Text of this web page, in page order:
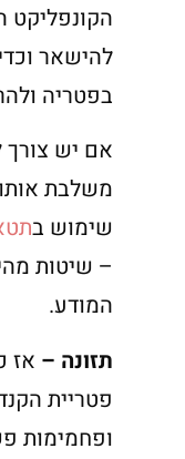
הקונפליקט
להישאר
בפטריה
אם יש צורך
משלבת אותו
שימוש ב תטא
– שיטות
המודע.
תזונה – אז
פטריית
ופחמימות